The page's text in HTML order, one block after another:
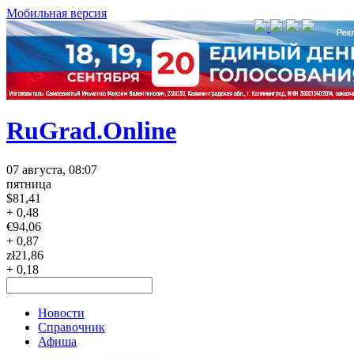
Мобильная версия
RuGrad.Online
07 августа, 08:07
пятница
$81,41
+ 0,48
€94,06
+ 0,87
zł21,86
+ 0,18
Новости
Справочник
Афиша